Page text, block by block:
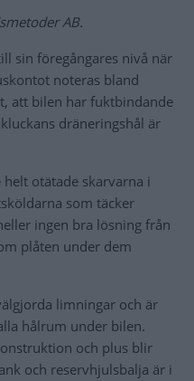
AB.
sin föregångares nivå när
noteras bland
att bilen har fuktbindande
dräneringshål är
otätade skarvarna i
som täcker
ingen bra lösning från
plåten under dem
limningar och är
hålrum under bilen.
och plus blir
och reservhjulsbalja är i